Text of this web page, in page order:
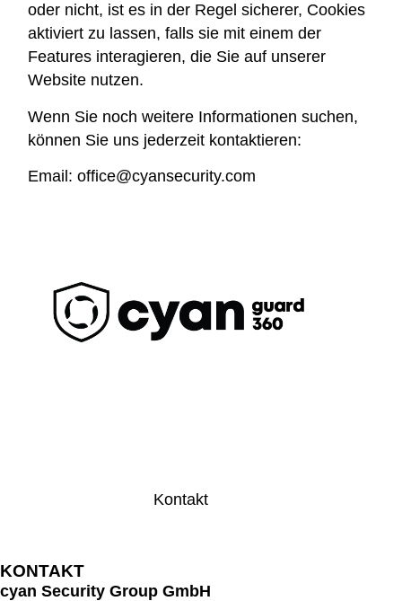
oder nicht, ist es in der Regel sicherer, Cookies
aktiviert zu lassen, falls sie mit einem der
Features interagieren, die Sie auf unserer
Website nutzen.
Wenn Sie noch weitere Informationen suchen,
können Sie uns jederzeit kontaktieren:
Email:office@cyansecurity.com
KONTAKT
cyan Security Group GmbH
Kontakt